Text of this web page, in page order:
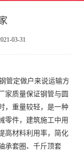
03-31
管定做户来说运输方
家质量保证钢管与圆
，重量较轻，是一种
零件，建筑施工中用
高材料利用率，简化
承套圈、千斤顶套